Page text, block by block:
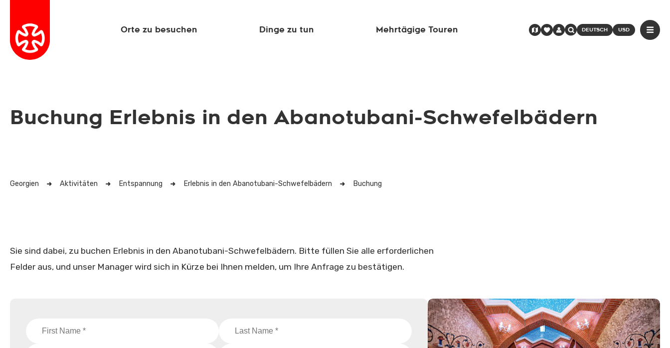
Orte zu besuchen Dinge zu tun Mehrtägige Touren DEUTSCH USD
Buchung Erlebnis in den Abanotubani-Schwefelbädern
Georgien Aktivitäten Entspannung Erlebnis in den Abanotubani-Schwefelbädern Buchung
Sie sind dabei, zu buchen Erlebnis in den Abanotubani-Schwefelbädern. Bitte füllen Sie alle erforderlichen
Felder aus, und unser Manager wird sich in Kürze bei Ihnen melden, um Ihre Anfrage zu bestätigen.